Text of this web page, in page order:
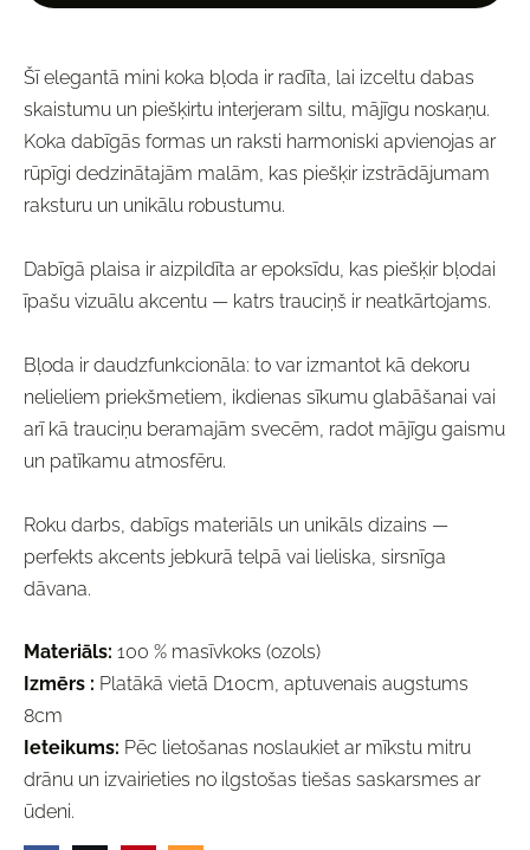
Šī elegantā mini koka bļoda ir radīta, lai izceltu dabas
skaistumu un piešķirtu interjeram siltu, mājīgu noskaņu.
Koka dabīgās formas un raksti harmoniski apvienojas ar
rūpīgi dedzinātajām malām, kas piešķir izstrādājumam
raksturu un unikālu robustumu.
Dabīgā plaisa ir aizpildīta ar epoksīdu, kas piešķir bļodai
īpašu vizuālu akcentu — katrs trauciņš ir neatkārtojams.
Bļoda ir daudzfunkcionāla: to var izmantot kā dekoru
nelieliem priekšmetiem, ikdienas sīkumu glabāšanai vai
arī kā trauciņu beramajām svecēm, radot mājīgu gaismu
un patīkamu atmosfēru.
Roku darbs, dabīgs materiāls un unikāls dizains —
perfekts akcents jebkurā telpā vai lieliska, sirsnīga
dāvana.
Materiāls: 100 % masīvkoks (ozols)
Izmērs : Platākā vietā D10cm, aptuvenais augstums
8cm
Ieteikums: Pēc lietošanas noslaukiet ar mīkstu mitru
drānu un izvairieties no ilgstošas tiešas saskarsmes ar
ūdeni.